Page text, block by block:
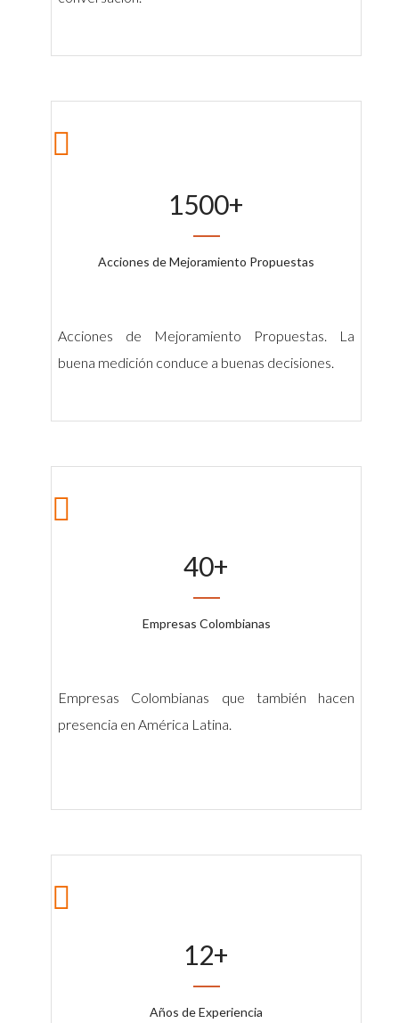
1500+
Acciones de Mejoramiento Propuestas
Acciones de Mejoramiento Propuestas. La
buena medición conduce a buenas decisiones.
40+
Empresas Colombianas
Empresas Colombianas que también hacen
presencia en América Latina.
12+
Años de Experiencia